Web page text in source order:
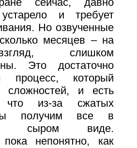
и требует
Но озвученные
месяцев – на
слишком
Это достаточно
процесс, который
сложностей, и есть
что из-за сжатых
получим все в
сыром виде.
непонятно, как